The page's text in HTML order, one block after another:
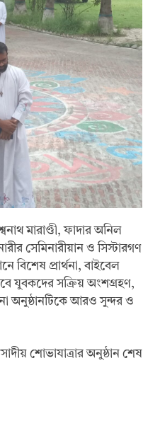
মারাণ্ডী, ফাদার অনিল
সেমিনারীয়ান ও সিস্টারগণ
বিশেষ প্রার্থনা, বাইবেল
যুবকদের সক্রিয় অংশগ্রহণ,
অনুষ্ঠানটিকে আরও সুন্দর ও
শোভাযাত্রার অনুষ্ঠান শেষ